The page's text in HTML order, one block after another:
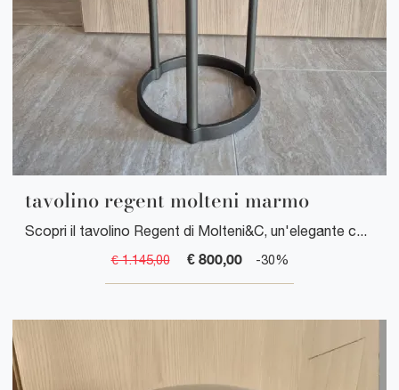
tavolino regent molteni marmo
Scopri il tavolino Regent di Molteni&C, un'elegante combinazione di design contemporaneo e marmo di alta qualità, perfetto per arredare spazi interni ...
€ 1.145,00 € 800,00 -30%